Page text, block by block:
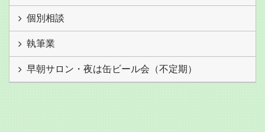
個別相談
執筆業
早朝サロン・夜は缶ビール会（不定期）